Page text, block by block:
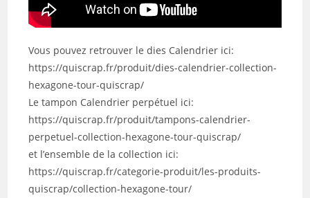
Vous pouvez retrouver le dies Calendrier ici:
https://quiscrap.fr/produit/dies-calendrier-collection-
hexagone-tour-quiscrap/
Le tampon Calendrier perpétuel ici:
https://quiscrap.fr/produit/tampons-calendrier-
perpetuel-collection-hexagone-tour-quiscrap/
et l’ensemble de la collection ici:
https://quiscrap.fr/categorie-produit/les-produits-
quiscrap/collection-hexagone-tour/